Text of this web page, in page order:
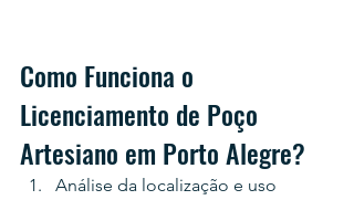
Como Funciona o
Licenciamento de Poço
Artesiano em Porto Alegre?
Análise da localização e uso